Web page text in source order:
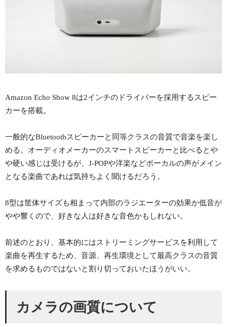
Amazon Echo Show 8は2インチのドライバーを採用するスピー
カーを搭載。
一般的なBluetoothスピーカーと同等クラスの音質で音楽を楽し
める。オーディオメーカーのスマートスピーカーと比べるとや
や硬い感じは受けるが、J-POPや洋楽などボーカルの声がメイン
となる楽曲であれば気持ちよく聞けるだろう。
8型は筐体サイズも相まって内部のラジエーターの効果か低音が
やや響くので、好きな人は好きな音色かもしれない。
前述のとおり、基本的にはストリーミングサービスを利用して
楽曲を再生するため、音源、再生環境として最高クラスの音質
を求めるものではないと割り切っておいたほうがいい。
カメラの画質について